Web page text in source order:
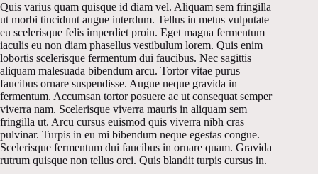
Quis varius quam quisque id diam vel. Aliquam sem fringilla
ut morbi tincidunt augue interdum. Tellus in metus vulputate
eu scelerisque felis imperdiet proin. Eget magna fermentum
iaculis eu non diam phasellus vestibulum lorem. Quis enim
lobortis scelerisque fermentum dui faucibus. Nec sagittis
aliquam malesuada bibendum arcu. Tortor vitae purus
faucibus ornare suspendisse. Augue neque gravida in
fermentum. Accumsan tortor posuere ac ut consequat semper
viverra nam. Scelerisque viverra mauris in aliquam sem
fringilla ut. Arcu cursus euismod quis viverra nibh cras
pulvinar. Turpis in eu mi bibendum neque egestas congue.
Scelerisque fermentum dui faucibus in ornare quam. Gravida
rutrum quisque non tellus orci. Quis blandit turpis cursus in.